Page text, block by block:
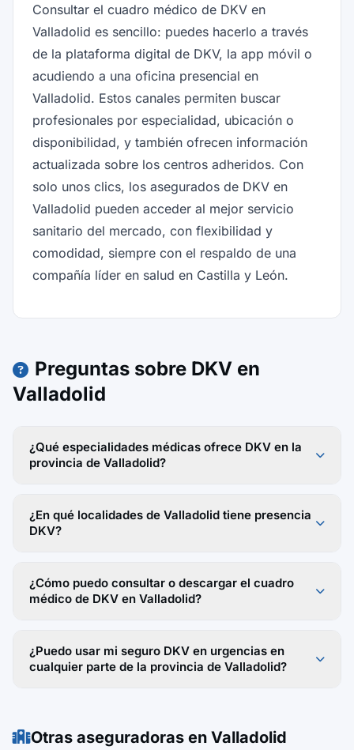
Consultar el cuadro médico de DKV en
Valladolid es sencillo: puedes hacerlo a través
de la plataforma digital de DKV, la app móvil o
acudiendo a una oficina presencial en
Valladolid. Estos canales permiten buscar
profesionales por especialidad, ubicación o
disponibilidad, y también ofrecen información
actualizada sobre los centros adheridos. Con
solo unos clics, los asegurados de DKV en
Valladolid pueden acceder al mejor servicio
sanitario del mercado, con flexibilidad y
comodidad, siempre con el respaldo de una
compañía líder en salud en Castilla y León.
Preguntas sobre DKV en
Valladolid
¿Qué especialidades médicas ofrece DKV en la
provincia de Valladolid?
¿En qué localidades de Valladolid tiene presencia
DKV?
¿Cómo puedo consultar o descargar el cuadro
médico de DKV en Valladolid?
¿Puedo usar mi seguro DKV en urgencias en
cualquier parte de la provincia de Valladolid?
Otras aseguradoras en Valladolid